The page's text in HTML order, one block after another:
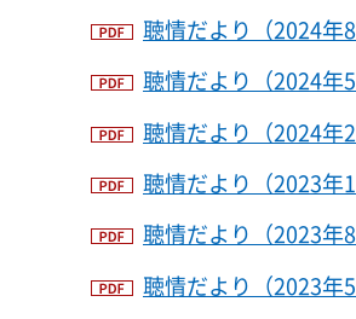
聴情だより（2024年
聴情だより（2024年
聴情だより（2024年
聴情だより（2023年
聴情だより（2023年
聴情だより（2023年